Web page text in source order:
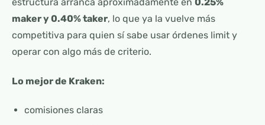
maker y 0.40% taker, lo que ya la vuelve más
competitiva para quien sí sabe usar órdenes limit y
operar con algo más de criterio.
Lo mejor de Kraken:
comisiones claras